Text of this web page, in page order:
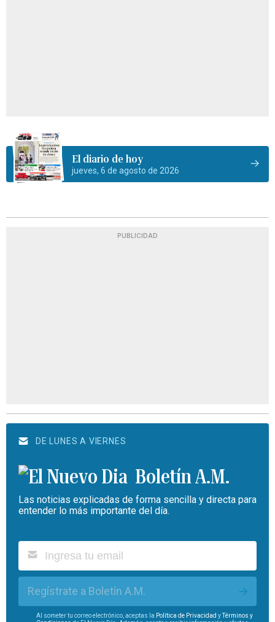
El diario de hoy
jueves, 6 de agosto de 2026
PUBLICIDAD
DE LUNES A VIERNES
Boletín A.M.
Las noticias explicadas de forma sencilla y directa para
entender lo más importante del día.
Regístrate a Boletín A.M.
Al someter tu correo electrónico, aceptas la Política de Privacidad y
Términos y